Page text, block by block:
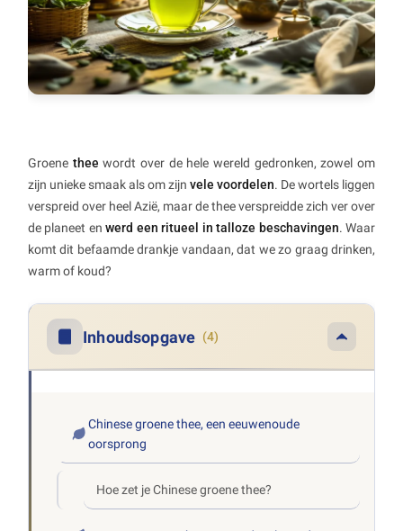
Groene thee wordt over de hele wereld gedronken, zowel om
zijn unieke smaak als om zijn vele voordelen. De wortels liggen
verspreid over heel Azië, maar de thee verspreidde zich ver over
de planeet enwerd een ritueel in talloze beschavingen. Waar
komt dit befaamde drankje vandaan, dat we zo graag drinken,
warm of koud?
Inhoudsopgave (4)
Chinese groene thee, een eeuwenoude
oorsprong
Hoe zet je Chinese groene thee?